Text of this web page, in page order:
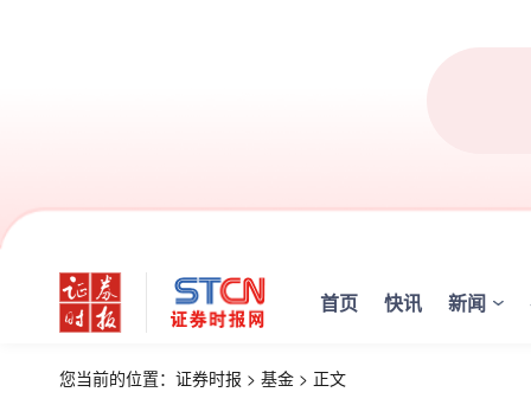
首页 快讯 新闻
您当前的位置： 证券时报 > 基金 > 正文